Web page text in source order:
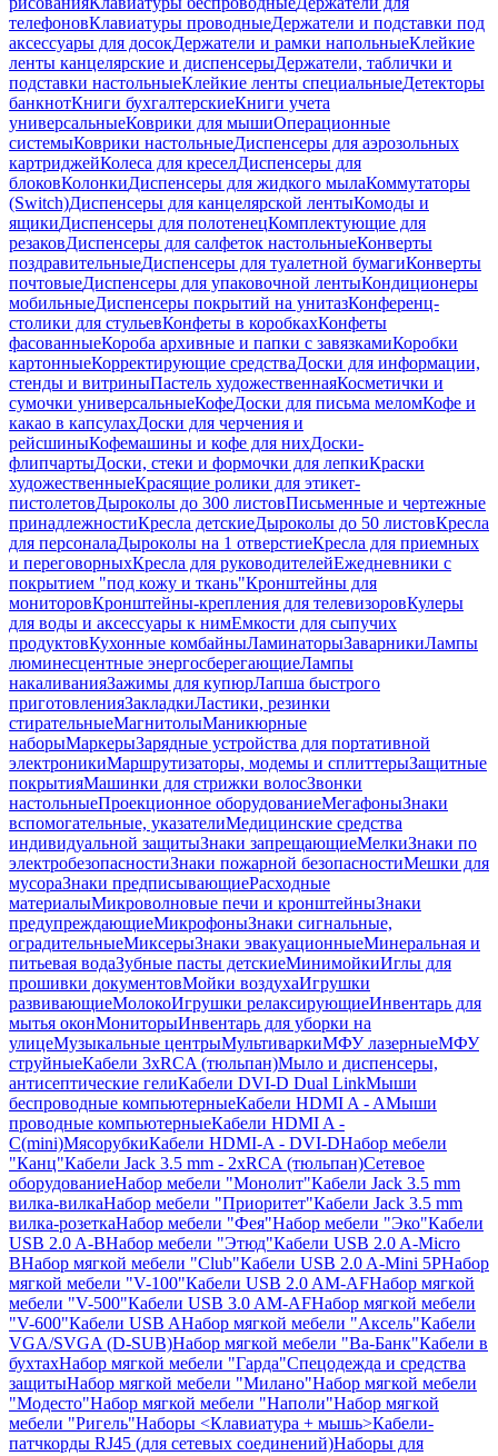
телефоновКлавиатуры проводныеДержатели и подставки под
аксессуары для досокДержатели и рамки напольныеКлейкие
ленты канцелярские и диспенсерыДержатели, таблички и
подставки настольныеКлейкие ленты специальныеДетекторы
банкнотКниги бухгалтерскиеКниги учета
универсальныеКоврики для мышиОперационные
системыКоврики настольныеДиспенсеры для аэрозольных
картриджейКолеса для креселДиспенсеры для
блоковКолонкиДиспенсеры для жидкого мылаКоммутаторы
(Switch)Диспенсеры для канцелярской лентыКомоды и
ящикиДиспенсеры для полотенецКомплектующие для
резаковДиспенсеры для салфеток настольныеКонверты
поздравительныеДиспенсеры для туалетной бумагиКонверты
почтовыеДиспенсеры для упаковочной лентыКондиционеры
мобильныеДиспенсеры покрытий на унитазКонференц-
столики для стульевКонфеты в коробкахКонфеты
фасованныеКороба архивные и папки с завязкамиКоробки
картонныеКорректирующие средстваДоски для информации,
стенды и витриныПастель художественнаяКосметички и
сумочки универсальныеКофеДоски для письма меломКофе и
какао в капсулахДоски для черчения и
рейсшиныКофемашины и кофе для нихДоски-
флипчартыДоски, стеки и формочки для лепкиКраски
художественныеКрасящие ролики для этикет-
пистолетовДыроколы до 300 листовПисьменные и чертежные
принадлежностиКресла детскиеДыроколы до 50 листовКресла
для персоналаДыроколы на 1 отверстиеКресла для приемных
и переговорныхКресла для руководителейЕжедневники с
покрытием "под кожу и ткань"Кронштейны для
мониторовКронштейны-крепления для телевизоровКулеры
для воды и аксессуары к нимЕмкости для сыпучих
продуктовКухонные комбайныЛаминаторыЗаварникиЛампы
люминесцентные энергосберегающиеЛампы
накаливанияЗажимы для купюрЛапша быстрого
приготовленияЗакладкиЛастики, резинки
стирательныеМагнитолыМаникюрные
наборыМаркерыЗарядные устройства для портативной
электроникиМаршрутизаторы, модемы и сплиттерыЗащитные
покрытияМашинки для стрижки волосЗвонки
настольныеПроекционное оборудованиеМегафоныЗнаки
вспомогательные, указателиМедицинские средства
индивидуальной защитыЗнаки запрещающиеМелкиЗнаки по
электробезопасностиЗнаки пожарной безопасностиМешки для
мусораЗнаки предписывающиеРасходные
материалыМикроволновые печи и кронштейныЗнаки
предупреждающиеМикрофоныЗнаки сигнальные,
оградительныеМиксерыЗнаки эвакуационныеМинеральная и
питьевая водаЗубные пасты детскиеМинимойкиИглы для
прошивки документовМойки воздухаИгрушки
развивающиеМолокоИгрушки релаксирующиеИнвентарь для
мытья оконМониторыИнвентарь для уборки на
улицеМузыкальные центрыМультиваркиМФУ лазерныеМФУ
струйныеКабели 3xRCA (тюльпан)Мыло и диспенсеры,
антисептические гелиКабели DVI-D Dual LinkМыши
беспроводные компьютерныеКабели HDMI A - AМыши
проводные компьютерныеКабели HDMI A -
C(mini)МясорубкиКабели HDMI-A - DVI-DНабор мебели
"Канц"Кабели Jack 3.5 mm - 2xRCA (тюльпан)Сетевое
оборудованиеНабор мебели "Монолит"Кабели Jack 3.5 mm
вилка-вилкаНабор мебели "Приоритет"Кабели Jack 3.5 mm
вилка-розеткаНабор мебели "Фея"Набор мебели "Эко"Кабели
USB 2.0 A-BНабор мебели "Этюд"Кабели USB 2.0 A-Micro
BНабор мягкой мебели "Club"Кабели USB 2.0 A-Mini 5PНабор
мягкой мебели "V-100"Кабели USB 2.0 AM-AFНабор мягкой
мебели "V-500"Кабели USB 3.0 AM-AFНабор мягкой мебели
"V-600"Кабели USB AНабор мягкой мебели "Аксель"Кабели
VGA/SVGA (D-SUB)Набор мягкой мебели "Ва-Банк"Кабели в
бухтахНабор мягкой мебели "Гарда"Спецодежда и средства
защитыНабор мягкой мебели "Милано"Набор мягкой мебели
"Модесто"Набор мягкой мебели "Наполи"Набор мягкой
мебели "Ригель"Наборы <Клавиатура + мышь>Кабели-
патчкорды RJ45 (для сетевых соединений)Наборы для